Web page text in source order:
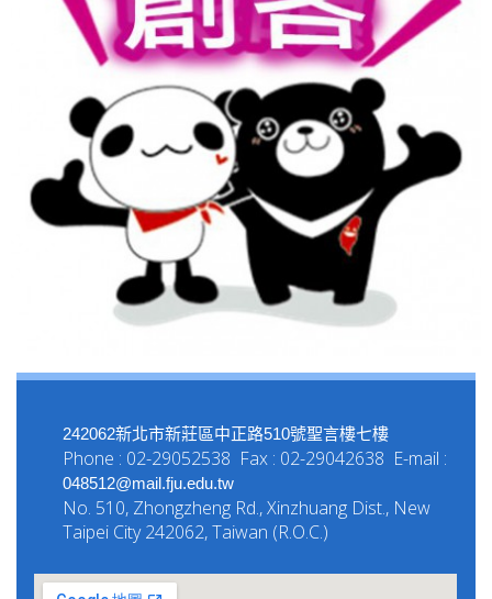
242062新北市新莊區中正路510號聖言樓七樓
Phone : 02-29052538 Fax : 02-29042638 E-mail :
048512@mail.fju.edu.tw
No. 510, Zhongzheng Rd., Xinzhuang Dist., New
Taipei City 242062, Taiwan (R.O.C.)